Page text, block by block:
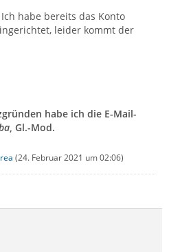
habe bereits das Konto
leider kommt der
habe ich die E-Mail-
, Gl.-Mod.
(24. Februar 2021 um 02:06)